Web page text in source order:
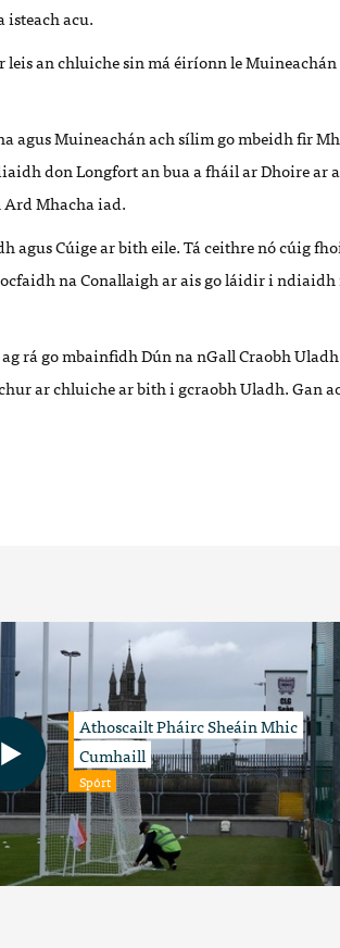
acu.
an chluiche sin má éiríonn le
agus Muineachán ach sílim go mbeidh fir
don Longfort an bua a fháil ar Dhoire ar
Mhacha iad.
agus Cúige ar bith eile. Tá ceithre nó cúig
na Conallaigh ar ais go láidir i
rá go mbainfidh Dún na nGall Craobh
ar chluiche ar bith i gcraobh Uladh. Gan
Athoscailt Pháirc Sheáin Mhic
Cumhaill
Spórt